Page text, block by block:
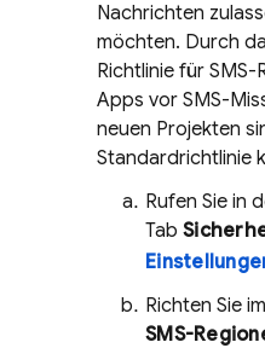
Nachrichten
möchten. Durch
Richtlinie für SMS-
Apps vor SMS-
neuen Projekten
Standardrichtlinie
Rufen Sie in
Tab
Richten Sie
SMS-